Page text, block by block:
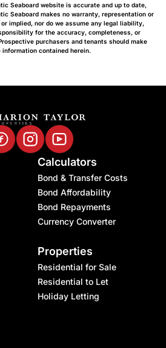
Seaboard website is accurate and up to date,
Seaboard makes no warranty, representation or
implied, nor do we assume any legal liability,
for the accuracy, completeness, or
purchasers and tenants should make
contained herein.
Calculators
Bond & Transfer Costs
Bond Affordability
Bond Repayments
Currency Converter
Properties
Residential for Sale
Residential to Let
Holiday Letting